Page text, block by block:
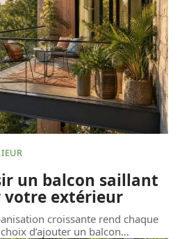
un balcon saillant
extérieur
croissante rend chaque
d’ajouter un balcon…